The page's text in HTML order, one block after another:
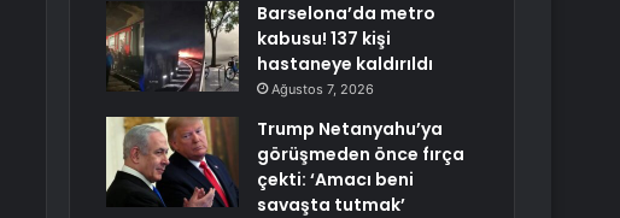
Barselona’da metro
kabusu! 137 kişi
hastaneye kaldırıldı
Ağustos 7, 2026
Trump Netanyahu’ya
görüşmeden önce fırça
çekti: ‘Amacı beni
savaşta tutmak’